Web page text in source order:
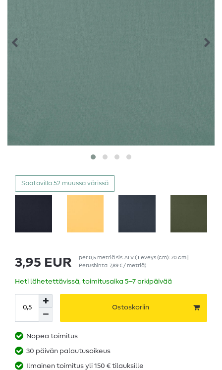
Saatavilla 52 muussa värissä
3,95 EUR per0,5 metriäsis. ALV( Leveys (cm): 70 cm |
Perushinta 7,89 € / metriä)
Heti lähetettävissä, toimitusaika 5–7 arkipäivää
Ostoskoriin
Nopea toimitus
30 päivän palautusoikeus
Ilmainen toimitus yli 150 € tilauksille